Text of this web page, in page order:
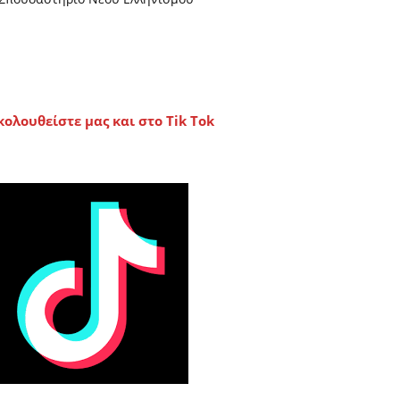
μας και στο Tik Tok